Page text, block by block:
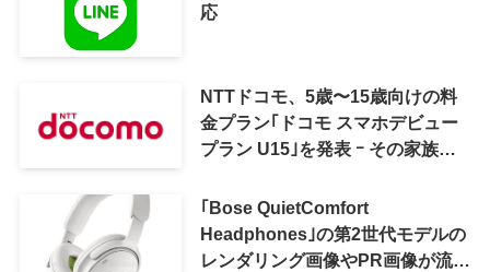
応
NTTドコモ、5歳〜15歳向けの料
金プラン｢ドコモ スマホデビュー
プラン U15｣を発表 ｰ その家族が
｢Bose QuietComfort
Headphones｣の第2世代モデルの
レンダリング画像やPR画像が流出